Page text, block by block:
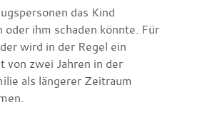
das Kind
oder ihm schaden könnte. Für
wird in der Regel ein
von zwei Jahren in der
als längerer Zeitraum